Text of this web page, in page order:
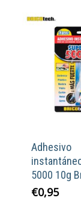
Adhesivo
5000 10g
€0,95